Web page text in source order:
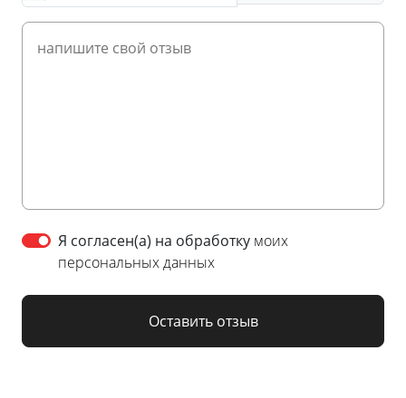
Я согласен(а) на обработку моих
персональных данных
Оставить отзыв